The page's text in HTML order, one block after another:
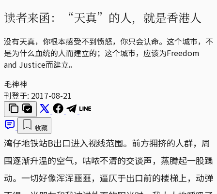
读者来函：“天真”的人，就是香港人
没有天真，你根本感受不到愤怒，你只会认命。这个城市，不
是为什么血统的人而建立的；这个城市，应该为Freedom
and Justice而建立。
毛神神
刊登于: 2017-08-21
收藏
湾仔地铁站B出口进入视线范围。前方拥挤的人群，周
围逐渐升温的空气，咕哝不清的交谈声，蒸腾起一股躁
动。一切好像浑浑噩噩，逼仄于出口前的楼梯上，动弹